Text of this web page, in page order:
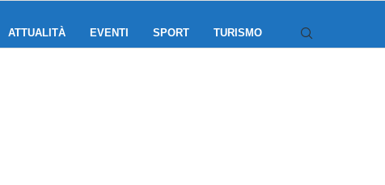
ATTUALITÀ EVENTI SPORT TURISMO